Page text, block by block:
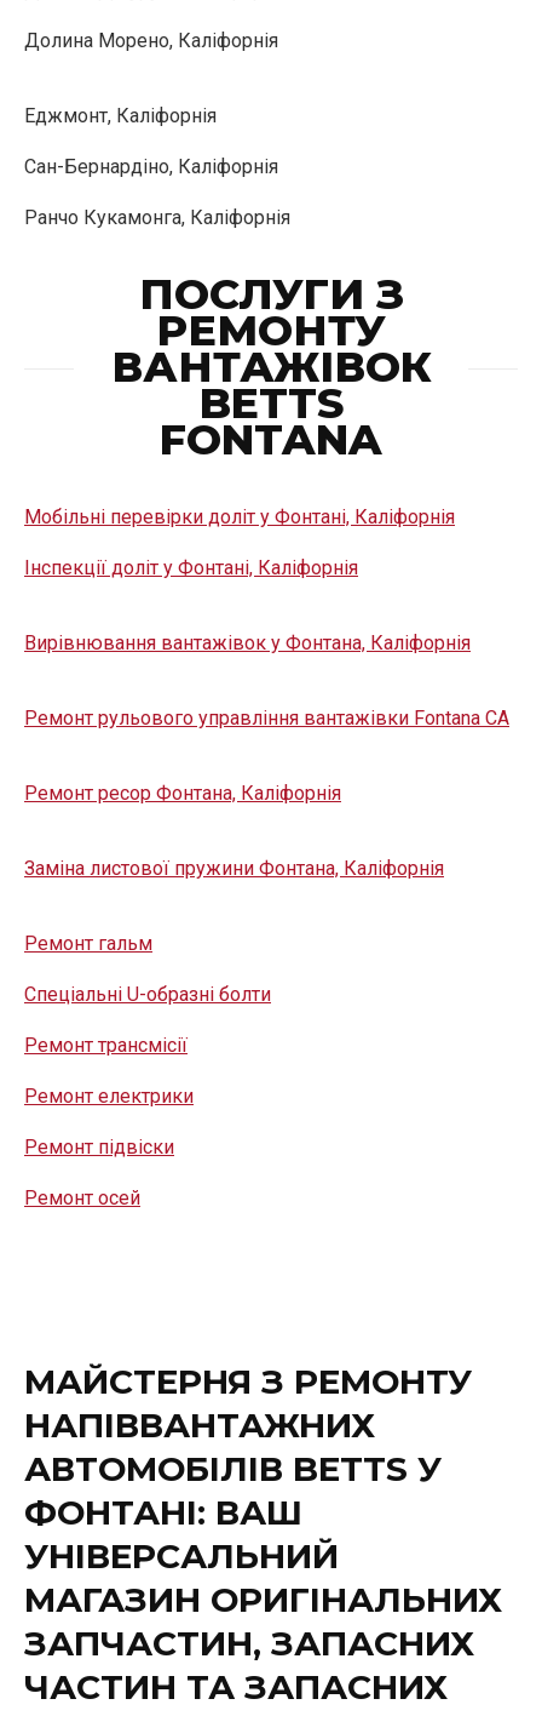
Долина Морено, Каліфорнія
Еджмонт, Каліфорнія
Сан-Бернардіно, Каліфорнія
Ранчо Кукамонга, Каліфорнія
ПОСЛУГИ З
РЕМОНТУ
ВАНТАЖІВОК
BETTS
FONTANA
Мобільні перевірки доліт у Фонтані, Каліфорнія
Інспекції доліт у Фонтані, Каліфорнія
Вирівнювання вантажівок у Фонтана, Каліфорнія
Ремонт рульового управління вантажівки Fontana CA
Ремонт ресор Фонтана, Каліфорнія
Заміна листової пружини Фонтана, Каліфорнія
Ремонт гальм
Спеціальні U-образні болти
Ремонт трансмісії
Ремонт електрики
Ремонт підвіски
Ремонт осей
МАЙСТЕРНЯ З РЕМОНТУ
НАПІВВАНТАЖНИХ
АВТОМОБІЛІВ BETTS У
ФОНТАНІ: ВАШ
УНІВЕРСАЛЬНИЙ
МАГАЗИН ОРИГІНАЛЬНИХ
ЗАПЧАСТИН, ЗАПАСНИХ
ЧАСТИН ТА ЗАПАСНИХ